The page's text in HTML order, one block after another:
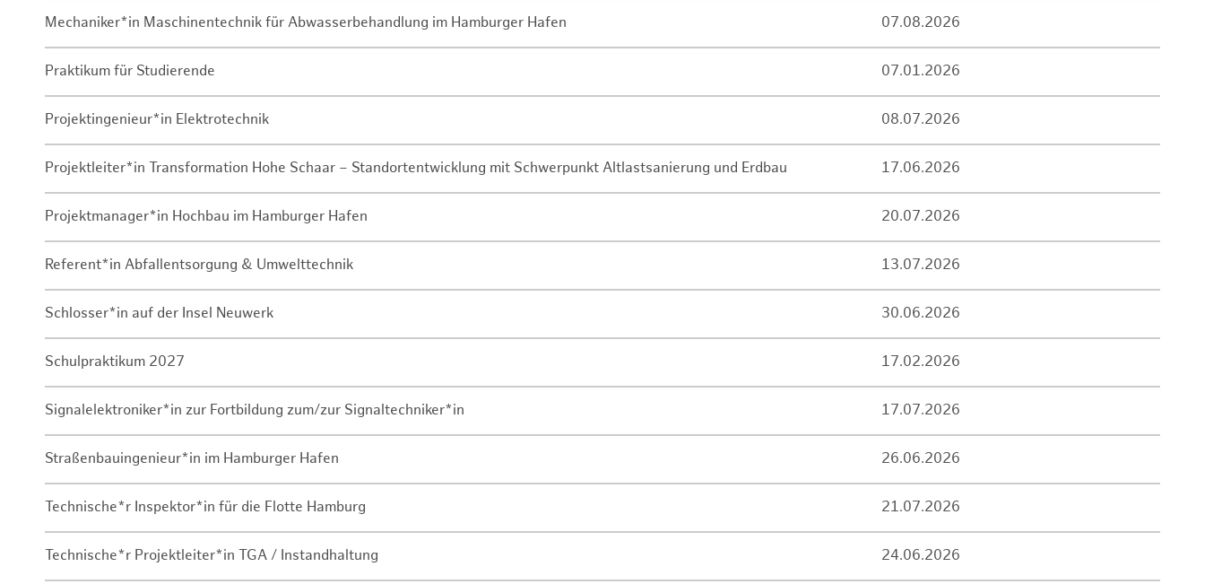
Mechaniker*in Maschinentechnik für Abwasserbehandlung im Hamburger Hafen 07.08.2026
Praktikum für Studierende 07.01.2026
Projektingenieur*in Elektrotechnik 08.07.2026
Projektleiter*in Transformation Hohe Schaar – Standortentwicklung mit Schwerpunkt Altlastsanierung und Erdbau 17.06.2026
Projektmanager*in Hochbau im Hamburger Hafen 20.07.2026
Referent*in Abfallentsorgung & Umwelttechnik 13.07.2026
Schlosser*in auf der Insel Neuwerk 30.06.2026
Schulpraktikum 2027 17.02.2026
Signalelektroniker*in zur Fortbildung zum/zur Signaltechniker*in 17.07.2026
Straßenbauingenieur*in im Hamburger Hafen 26.06.2026
Technische*r Inspektor*in für die Flotte Hamburg 21.07.2026
Technische*r Projektleiter*in TGA / Instandhaltung 24.06.2026